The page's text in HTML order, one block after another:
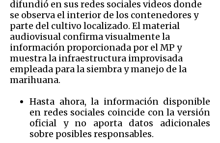
difundió en sus redes sociales videos donde
se observa el interior de los contenedores y
parte del cultivo localizado. El material
audiovisual confirma visualmente la
información proporcionada por el MP y
muestra la infraestructura improvisada
empleada para la siembra y manejo de la
marihuana.
Hasta ahora, la información disponible
en redes sociales coincide con la versión
oficial y no aporta datos adicionales
sobre posibles responsables.